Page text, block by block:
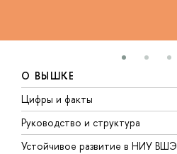
О ВЫШКЕ
Цифры и факты
Руководство и структура
Устойчивое развитие в НИУ ВШЭ